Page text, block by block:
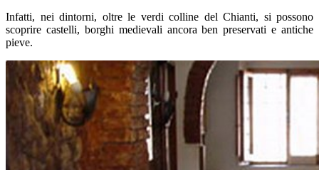
Infatti, nei dintorni, oltre le verdi colline del Chianti, si possono
scoprire castelli, borghi medievali ancora ben preservati e antiche
pieve.